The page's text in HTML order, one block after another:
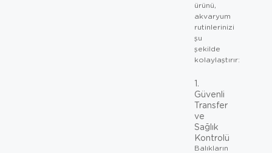
ürünü,
akvaryum
rutinlerinizi
şu
şekilde
kolaylaştırır:
1.
Güvenli
Transfer
ve
Sağlık
Kontrolü
Balıkların